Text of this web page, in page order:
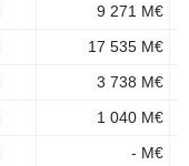
9 271 M€
17 535 M€
3 738 M€
1 040 M€
- M€